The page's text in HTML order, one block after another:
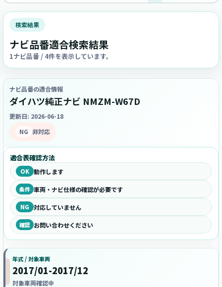
検索結果
ナビ品番適合検索結果
1ナビ品番 / 4件を表示しています。
ナビ品番の適合情報
ダイハツ純正ナビ NMZM-W67D
更新日: 2026-06-18
NG 非対応
適合表確認方法
OK 動作します
条件 車両・ナビ仕様の確認が必要です
NG 対応していません
確認 お問い合わせください
年式 / 対象車両
2017/01-2017/12
対象車両確認中